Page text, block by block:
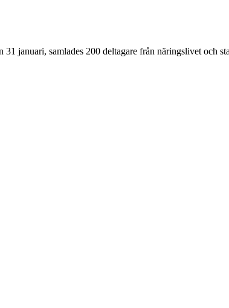
januari, samlades 200 deltagare från näringslivet och